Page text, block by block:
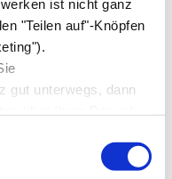
ist nicht ganz
"Teilen auf"-Knöpfen
gut unterwegs, dann